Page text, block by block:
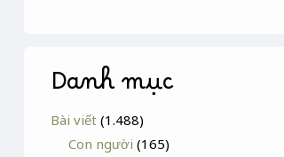
Danh mục
Bài viết (1.488)
Con người (165)